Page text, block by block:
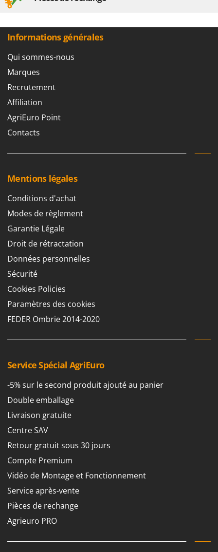
Ripartrak
River Systems
Robomow
Rossofuoco
Rover Pompe
Royal Food
Ryobi
Santos
Sbaraglia
Schnitzer
Seven Italy
Shark
Simatech
Smeg
Snapper
Spice Electronics
Spiralmac
Spring Protezione
Spyro
Stanley
Stiga
Stocker
Sunseeker
T
Tecla
Telwin
Informations générales
Qui sommes-nous
Marques
Recrutement
Affiliation
AgriEuro Point
Contacts
Mentions légales
Conditions d'achat
Modes de règlement
Garantie Légale
Droit de rétractation
Données personnelles
Sécurité
Cookies Policies
Paramètres des cookies
FEDER Ombrie 2014-2020
Service Spécial AgriEuro
-5% sur le second produit ajouté au panier
Double emballage
Livraison gratuite
Centre SAV
Retour gratuit sous 30 jours
Compte Premium
Vidéo de Montage et Fonctionnement
Service après-vente
Pièces de rechange
Agrieuro PRO